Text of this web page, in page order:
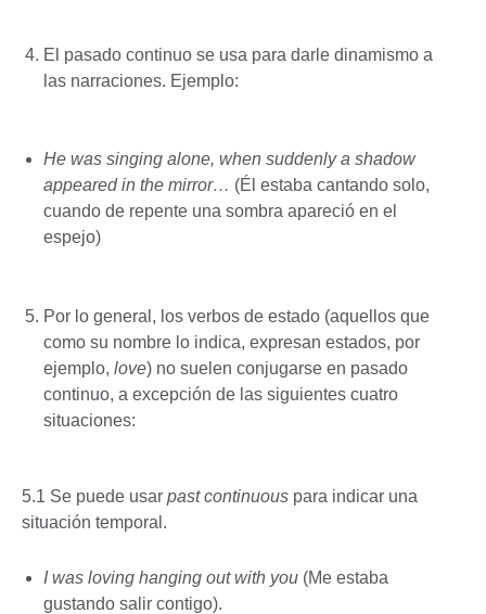
El pasado continuo se usa para darle dinamismo a
las narraciones. Ejemplo:
He was singing alone, when suddenly a shadow
appeared in the mirror… (Él estaba cantando solo,
cuando de repente una sombra apareció en el
espejo)
Por lo general, los verbos de estado (aquellos que
como su nombre lo indica, expresan estados, por
ejemplo, love) no suelen conjugarse en pasado
continuo, a excepción de las siguientes cuatro
situaciones:
5.1 Se puede usar past continuous para indicar una
situación temporal.
I was loving hanging out with you (Me estaba
gustando salir contigo).